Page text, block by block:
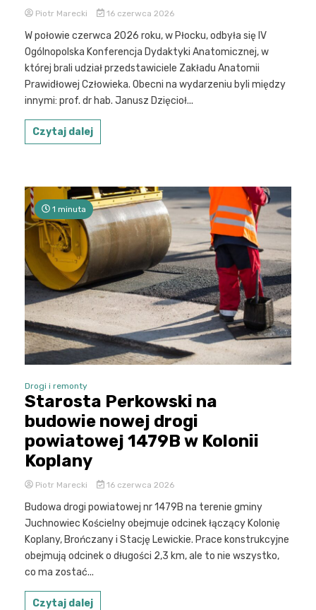
Piotr Marecki 16 czerwca 2026
W połowie czerwca 2026 roku, w Płocku, odbyła się IV
Ogólnopolska Konferencja Dydaktyki Anatomicznej, w
której brali udział przedstawiciele Zakładu Anatomii
Prawidłowej Człowieka. Obecni na wydarzeniu byli między
innymi: prof. dr hab. Janusz Dzięcioł...
Czytaj dalej
1 minuta
Drogi i remonty
Starosta Perkowski na
budowie nowej drogi
powiatowej 1479B w Kolonii
Koplany
Piotr Marecki 16 czerwca 2026
Budowa drogi powiatowej nr 1479B na terenie gminy
Juchnowiec Kościelny obejmuje odcinek łączący Kolonię
Koplany, Brończany i Stację Lewickie. Prace konstrukcyjne
obejmują odcinek o długości 2,3 km, ale to nie wszystko,
co ma zostać...
Czytaj dalej